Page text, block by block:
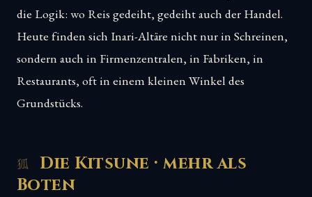
die Logik: wo Reis gedeiht, gedeiht auch der Handel.
Heute finden sich Inari-Altäre nicht nur in Schreinen,
sondern auch in Firmenzentralen, in Fabriken, in
Restaurants, oft in einem kleinen Winkel des
Grundstücks.
Die Kitsune · mehr als
Boten